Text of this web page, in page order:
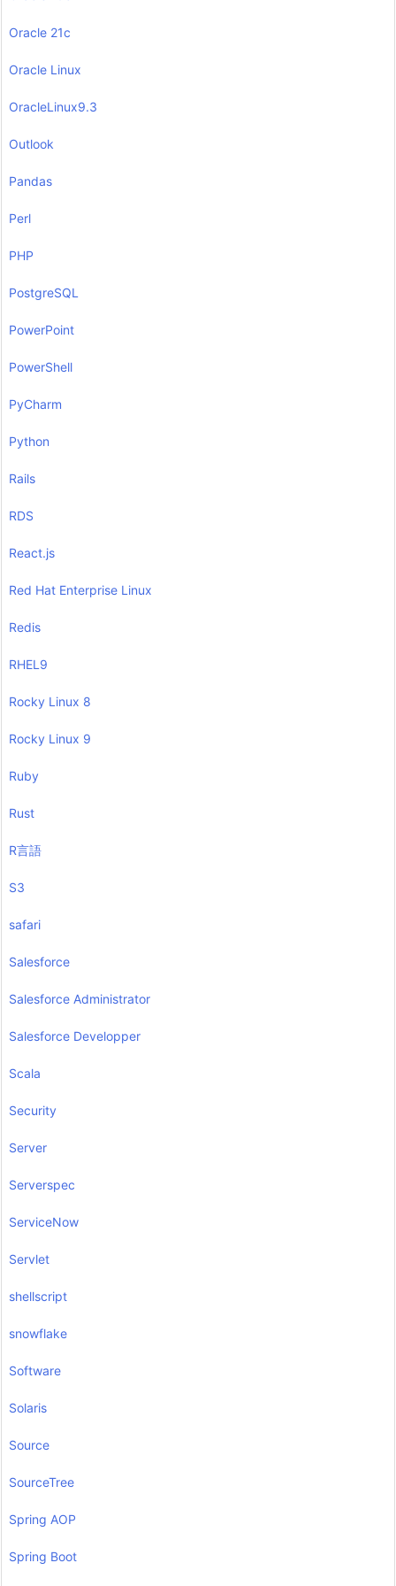
Oracle 21c
Oracle Linux
OracleLinux9.3
Outlook
Pandas
Perl
PHP
PostgreSQL
PowerPoint
PowerShell
PyCharm
Python
Rails
RDS
React.js
Red Hat Enterprise Linux
Redis
RHEL9
Rocky Linux 8
Rocky Linux 9
Ruby
Rust
R言語
S3
safari
Salesforce
Salesforce Administrator
Salesforce Developper
Scala
Security
Server
Serverspec
ServiceNow
Servlet
shellscript
snowflake
Software
Solaris
Source
SourceTree
Spring AOP
Spring Boot